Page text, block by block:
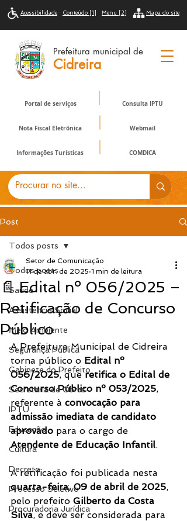
Portal de serviços Consulta IPTU
Nota Fiscal Eletrônica
Informações Turísticas COMDICA
Webmail
Acessibilidade Conteúdo [1] Menu [2] Mapa do site
Prefeitura municipal de
Cidreira
Post
Todos posts
Saúde
Assistência Social
Meio Ambiente
Segurança Pública
Gabinete do Prefeito
Secretaria de Obras
IPTU
Educação
Cultura
Decreto
Processo Seletivo
Procuradoria Jurídica
Todos posts
📄 Edital nº 056/2025 –
Retificação de Concurso
Público
Setor de Comunicação
11 de abr. de 2025 1 min de leitura
A Prefeitura Municipal de Cidreira
torna público o Edital nº
056/2025, que retifica o Edital de
Concurso Público nº 053/2025,
referente à convocação para
admissão imediata de candidato
aprovado para o cargo de
Atendente de Educação Infantil.
A retificação foi publicada nesta
quarta-feira, 09 de abril de 2025,
pelo prefeito Gilberto da Costa
Silva, e deve ser considerada para